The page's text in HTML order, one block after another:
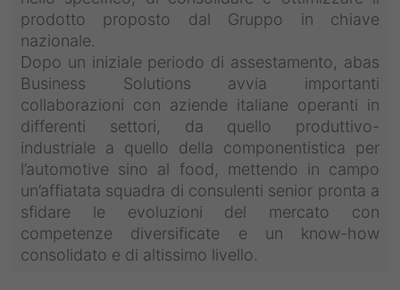
prodotto proposto dal Gruppo in chiave
nazionale.
Dopo un iniziale periodo di assestamento, abas
Business Solutions avvia importanti
collaborazioni con aziende italiane operanti in
differenti settori, da quello produttivo-
industriale a quello della componentistica per
l’automotive sino al food, mettendo in campo
un’affiatata squadra di consulenti senior pronta a
sfidare le evoluzioni del mercato con
competenze diversificate e un know-how
consolidato e di altissimo livello.